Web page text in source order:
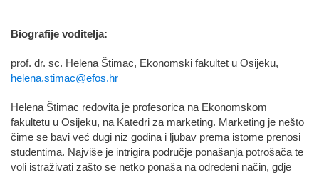
Biografije voditelja:
prof. dr. sc. Helena Štimac, Ekonomski fakultet u Osijeku,
helena.stimac@efos.hr
Helena Štimac redovita je profesorica na Ekonomskom
fakultetu u Osijeku, na Katedri za marketing. Marketing je nešto
čime se bavi već dugi niz godina i ljubav prema istome prenosi
studentima. Najviše je intrigira područje ponašanja potrošača te
voli istraživati zašto se netko ponaša na određeni način, gdje